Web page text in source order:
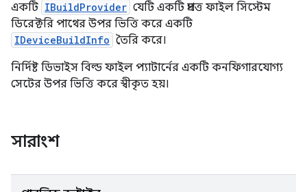
একটি IBuildProvider যেটি একটি প্রদত্ত ফাইল সিস্টেম
ডিরেক্টরি পাথের উপর ভিত্তি করে একটি
IDeviceBuildInfo তৈরি করে।
নির্দিষ্ট ডিভাইস বিল্ড ফাইল প্যাটার্নের একটি কনফিগারযোগ্য
সেটের উপর ভিত্তি করে স্বীকৃত হয়।
সারাংশ